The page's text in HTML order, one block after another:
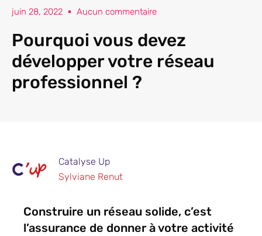
juin 28, 2022 Aucun commentaire
Pourquoi vous devez
développer votre réseau
professionnel ?
Catalyse Up
Sylviane Renut
Construire un réseau solide, c’est
l’assurance de donner à votre activité